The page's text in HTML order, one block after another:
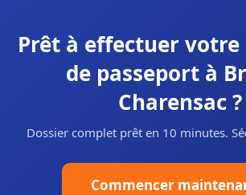
Prêt à effectuer votre
de passeport à
Charensac ?
Dossier complet prêt en 10 minutes.
Commencer